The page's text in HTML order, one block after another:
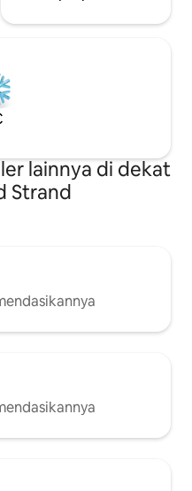
lainnya di dekat
Strand